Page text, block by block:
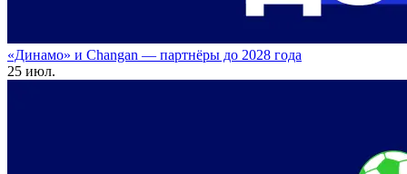
«Динамо» и Changan — партнёры до 2028 года
25 июл.